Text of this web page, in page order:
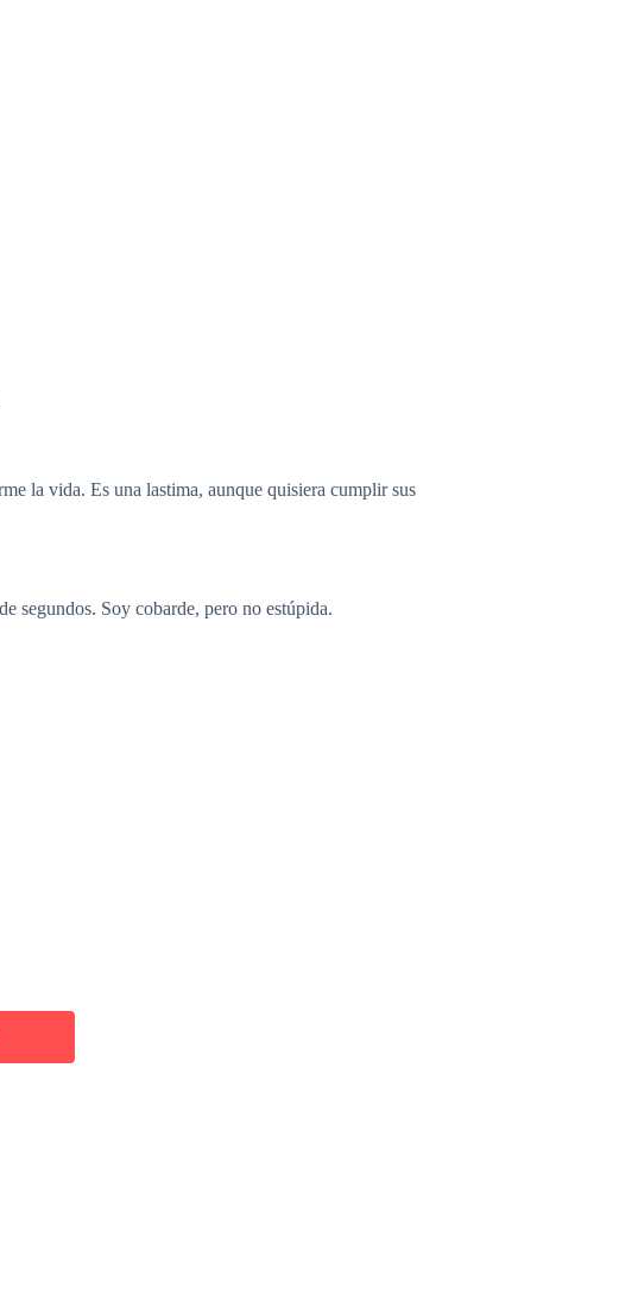
la vida. Es una lastima, aunque quisiera cumplir sus
segundos. Soy cobarde, pero no estúpida.